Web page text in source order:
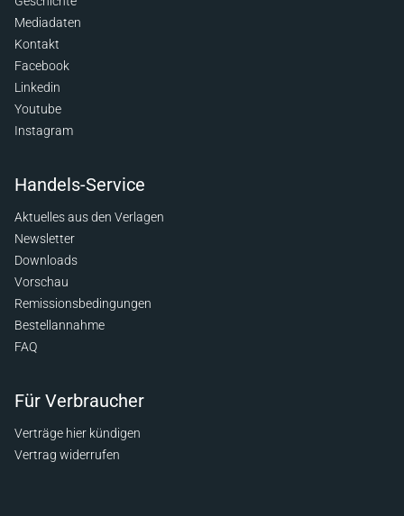
Mediadaten
Kontakt
Facebook
Linkedin
Youtube
Instagram
Handels-Service
Aktuelles aus den Verlagen
Newsletter
Downloads
Vorschau
Remissionsbedingungen
Bestellannahme
FAQ
Für Verbraucher
Verträge hier kündigen
Vertrag widerrufen